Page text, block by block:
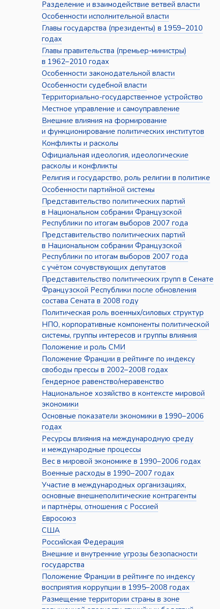
Разделение и взаимодействие ветвей власти
Особенности исполнительной власти
Главы государства (президенты) в 1959–2010
годах
Главы правительства (премьер-министры)
в 1962–2010 годах
Особенности законодательной власти
Особенности судебной власти
Территориально-государственное устройство
Местное управление и самоуправление
Внешние влияния на формирование
и функционирование политических институтов
Конфликты и расколы
Официальная идеология, идеологические
расколы и конфликты
Религия и государство, роль религии в политике
Особенности партийной системы
Представительство политических партий
в Национальном собрании Французской
Республики по итогам выборов 2007 года
Представительство политических партий
в Национальном собрании Французской
Республики по итогам выборов 2007 года
с учётом сочувствующих депутатов
Представительство политических групп в Сенате
Французской Республики после обновления
состава Сената в 2008 году
Политическая роль военных/силовых структур
НПО, корпоративные компоненты политической
системы, группы интересов и группы влияния
Положение и роль СМИ
Положение Франции в рейтинге по индексу
свободы прессы в 2002–2008 годах
Гендерное равенство/неравенство
Национальное хозяйство в контексте мировой
экономики
Основные показатели экономики в 1990–2006
годах
Ресурсы влияния на международную среду
и международные процессы
Вес в мировой экономике в 1990–2006 годах
Военные расходы в 1990–2007 годах
Участие в международных организациях,
основные внешнеполитические контрагенты
и партнёры, отношения с Россией
Евросоюз
США
Российская Федерация
Внешние и внутренние угрозы безопасности
государства
Положение Франции в рейтинге по индексу
восприятия коррупции в 1995–2008 годах
Размещение территории страны в зоне